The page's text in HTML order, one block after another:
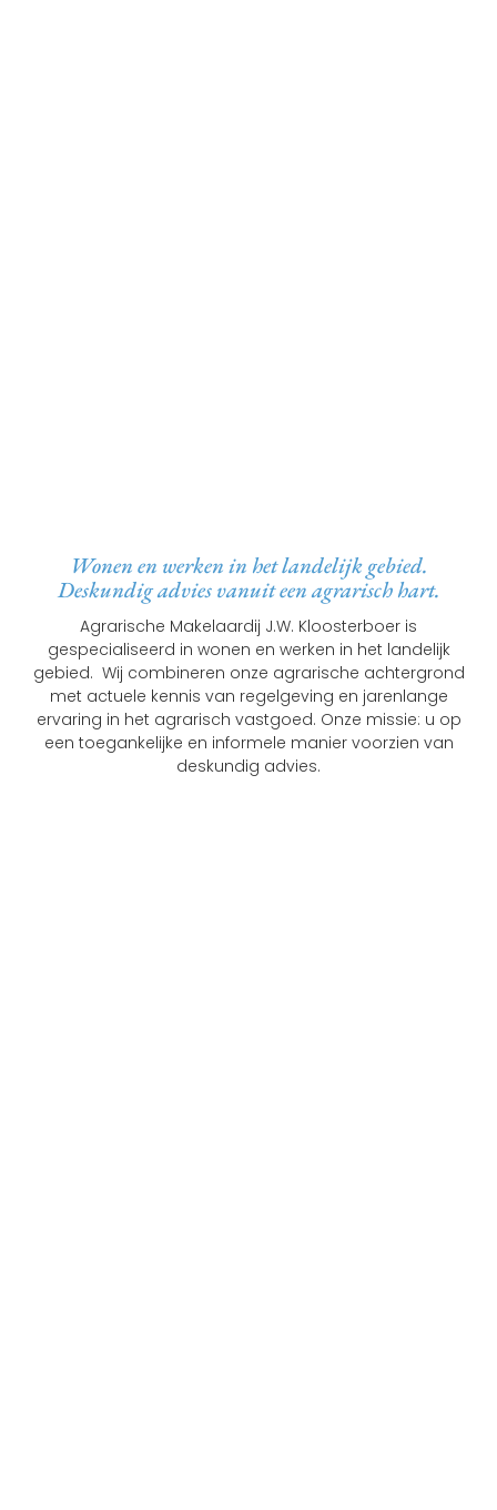
Wonen en werken in het landelijk gebied.
Deskundig advies vanuit een agrarisch hart.
Agrarische Makelaardij J.W. Kloosterboer is
gespecialiseerd in wonen en werken in het landelijk
gebied. Wij combineren onze agrarische achtergrond
met actuele kennis van regelgeving en jarenlange
ervaring in het agrarisch vastgoed. Onze missie: u op
een toegankelijke en informele manier voorzien van
deskundig advies.